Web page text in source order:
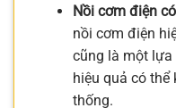
Nồi cơm điện
nồi cơm điện
cũng là một lựa
hiệu quả có thể
thống.